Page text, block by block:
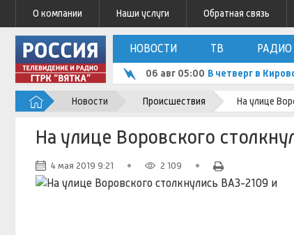
О компании Наши услуги Обратная связь
НОВОСТИ ТВ РАДИО
06 авг 05:00 В четверг в
Новости Происшествия На улице
На улице Воровского
4 мая 2019 9:21 2 109